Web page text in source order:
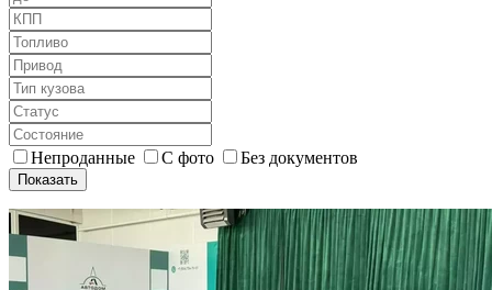
Непроданные С фото Без документов
Показать